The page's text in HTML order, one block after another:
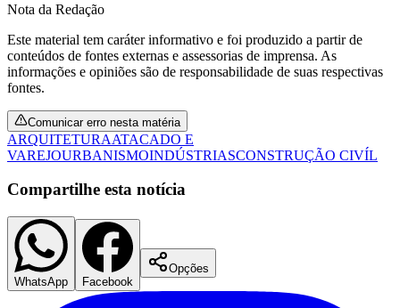
Santos
Nota da Redação
Este material tem caráter informativo e foi produzido a partir de
conteúdos de fontes externas e assessorias de imprensa. As
informações e opiniões são de responsabilidade de suas respectivas
fontes.
Comunicar erro nesta matéria
ARQUITETURAATACADO E
VAREJOURBANISMOINDÚSTRIASCONSTRUÇÃO CIVÍL
Compartilhe esta notícia
WhatsApp Facebook
Opções